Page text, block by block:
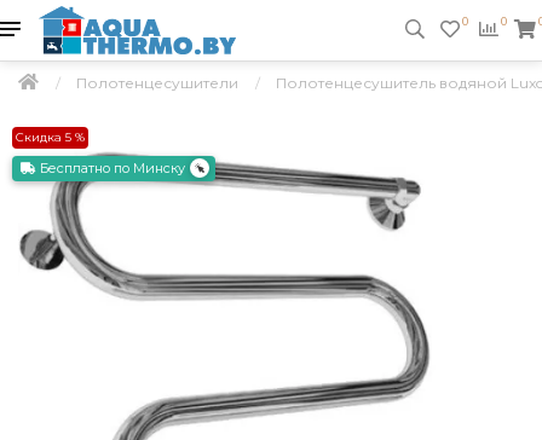
0 0
Полотенцесушители Полотенцесушитель водяной
Скидка 5 %
Бесплатно по Минску